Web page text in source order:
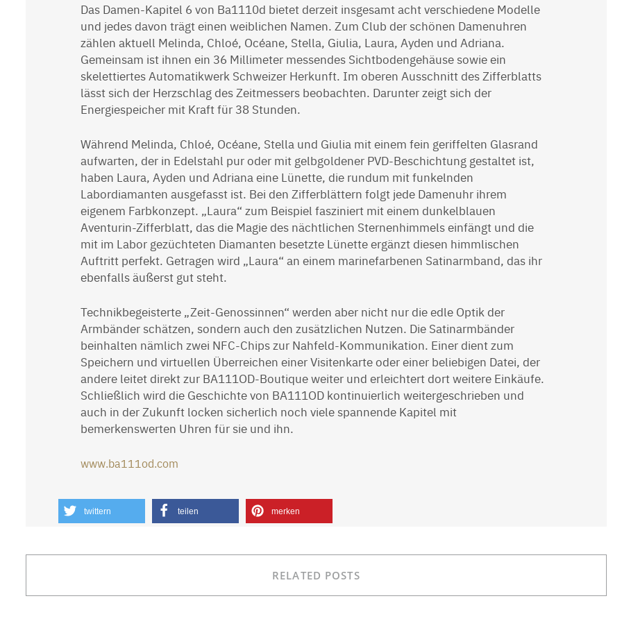
Das Damen-Kapitel 6 von Ba1110d bietet derzeit insgesamt acht verschiedene Modelle
und jedes davon trägt einen weiblichen Namen. Zum Club der schönen Damenuhren
zählen aktuell Melinda, Chloé, Océane, Stella, Giulia, Laura, Ayden und Adriana.
Gemeinsam ist ihnen ein 36 Millimeter messendes Sichtbodengehäuse sowie ein
skelettiertes Automatikwerk Schweizer Herkunft. Im oberen Ausschnitt des Zifferblatts
lässt sich der Herzschlag des Zeitmessers beobachten. Darunter zeigt sich der
Energiespeicher mit Kraft für 38 Stunden.
Während Melinda, Chloé, Océane, Stella und Giulia mit einem fein geriffelten Glasrand
aufwarten, der in Edelstahl pur oder mit gelbgoldener PVD-Beschichtung gestaltet ist,
haben Laura, Ayden und Adriana eine Lünette, die rundum mit funkelnden
Labordiamanten ausgefasst ist. Bei den Zifferblättern folgt jede Damenuhr ihrem
eigenem Farbkonzept. „Laura“ zum Beispiel fasziniert mit einem dunkelblauen
Aventurin-Zifferblatt, das die Magie des nächtlichen Sternenhimmels einfängt und die
mit im Labor gezüchteten Diamanten besetzte Lünette ergänzt diesen himmlischen
Auftritt perfekt. Getragen wird „Laura“ an einem marinefarbenen Satinarmband, das ihr
ebenfalls äußerst gut steht.
Technikbegeisterte „Zeit-Genossinnen“ werden aber nicht nur die edle Optik der
Armbänder schätzen, sondern auch den zusätzlichen Nutzen. Die Satinarmbänder
beinhalten nämlich zwei NFC-Chips zur Nahfeld-Kommunikation. Einer dient zum
Speichern und virtuellen Überreichen einer Visitenkarte oder einer beliebigen Datei, der
andere leitet direkt zur BA111OD-Boutique weiter und erleichtert dort weitere Einkäufe.
Schließlich wird die Geschichte von BA111OD kontinuierlich weitergeschrieben und
auch in der Zukunft locken sicherlich noch viele spannende Kapitel mit
bemerkenswerten Uhren für sie und ihn.
www.ba111od.com
twittern teilen merken
RELATED POSTS